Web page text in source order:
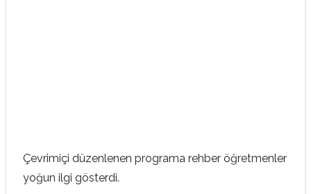
Çevrimiçi düzenlenen programa rehber öğretmenler
yoğun ilgi gösterdi.